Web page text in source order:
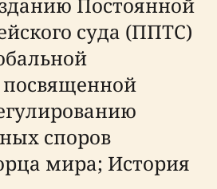
суда (ППТС)
споров
мира; История